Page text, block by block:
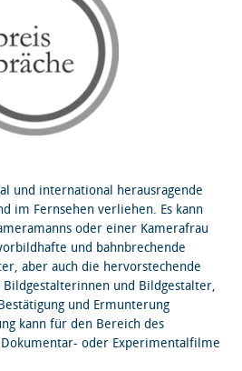
und international herausragende
im Fernsehen verliehen. Es kann
oder einer Kamerafrau
und bahnbrechende
aber auch die hervorstechende
und Bildgestalter,
und Ermunterung
kann für den Bereich des
oder Experimentalfilme